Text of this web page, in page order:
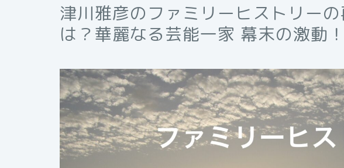
津川雅彦のファミリーヒストリー
は？華麗なる芸能一家 幕末の激動！